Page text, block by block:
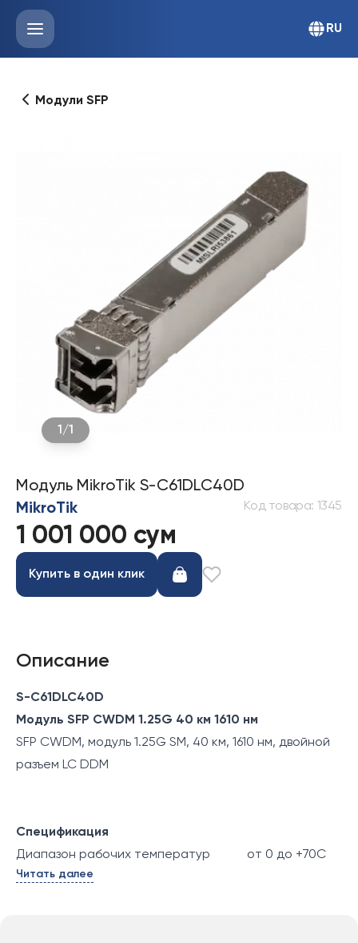
RU
Модули SFP
1 /1
Модуль MikroTik S-C61DLC40D
MikroTik
Код товара: 1345
1 001 000 сум
Купить в один клик
Описание
S-C61DLC40D
Модуль SFP CWDM 1.25G 40 км 1610 нм
SFP CWDM, модуль 1.25G SM, 40 км, 1610 нм, двойной
разъем LC DDM
Спецификация
Диапазон рабочих температур
от 0 до +70C
Читать далее